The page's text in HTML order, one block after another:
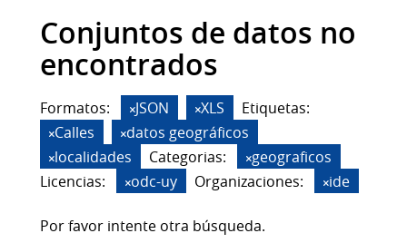
Conjuntos de datos no
encontrados
Formatos: JSON XLS
Etiquetas:
Calles
datos geográficos
localidades
Categorias:
geograficos
Licencias:
odc-uy Organizaciones: ide
Por favor intente otra búsqueda.